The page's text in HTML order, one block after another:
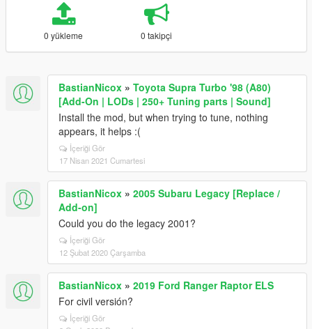
0 yükleme 0 takipçi
BastianNicox » Toyota Supra Turbo '98 (A80)
[Add-On | LODs | 250+ Tuning parts | Sound]
Install the mod, but when trying to tune, nothing
appears, it helps :(
İçeriği Gör
17 Nisan 2021 Cumartesi
BastianNicox » 2005 Subaru Legacy [Replace /
Add-on]
Could you do the legacy 2001?
İçeriği Gör
12 Şubat 2020 Çarşamba
BastianNicox » 2019 Ford Ranger Raptor ELS
For civil versión?
İçeriği Gör